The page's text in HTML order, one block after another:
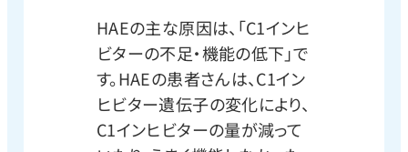
HAEの主な原因は、「C1インヒ
ビターの不足・機能の低下」で
す。HAEの患者さんは、C1イン
ヒビター遺伝子の変化により、
C1インヒビターの量が減って